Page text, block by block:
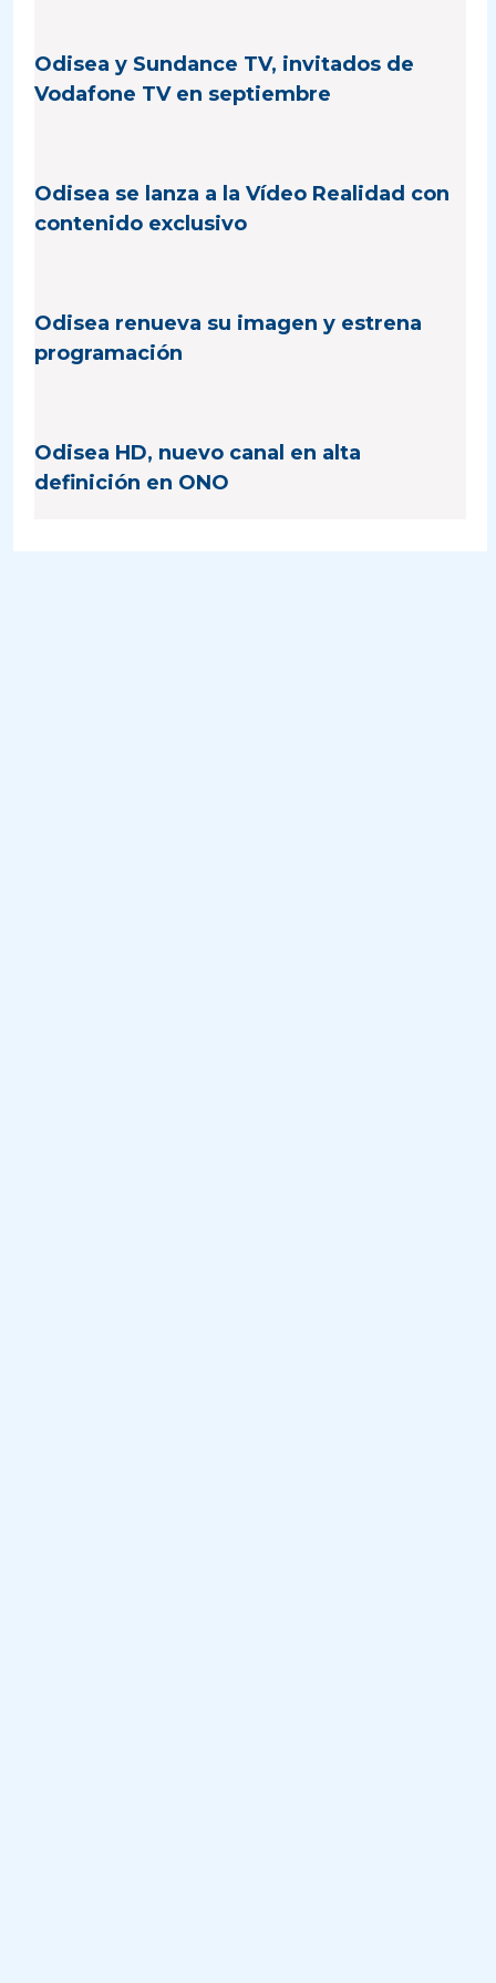
Odisea y Sundance TV, invitados de
Vodafone TV en septiembre
Odisea se lanza a la Vídeo Realidad con
contenido exclusivo
Odisea renueva su imagen y estrena
programación
Odisea HD, nuevo canal en alta
definición en ONO